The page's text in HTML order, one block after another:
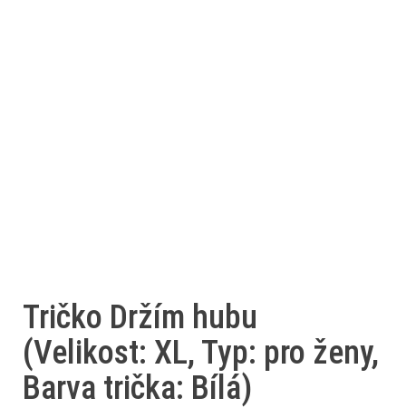
Tričko Držím hubu
(Velikost: XL, Typ: pro ženy,
Barva trička: Bílá)